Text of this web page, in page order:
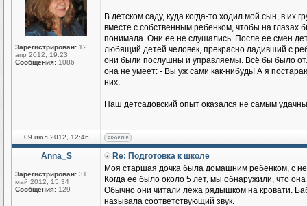
Зарегистрирован: 12
апр 2012, 19:23
Сообщения: 1086
В детском саду, куда когда-то ходил мой сын, в
вместе с собственным ребенком, чтобы на глазах
понимала. Они ее не слушались. После ее смен
любящий детей человек, прекрасно ладивший с
они были послушны и управляемы. Всё бы было
она не умеет: - Вы уж сами как-нибудь! А я
них.
Наш детсадовский опыт оказался не самым
09 июл 2012, 12:46
Anna_S
Зарегистрирован: 31
май 2012, 15:34
Сообщения: 129
Re: Подготовка к школе
Моя старшая дочка была домашним ребёнком, с
Когда её было около 5 лет, мы обнаружили, что
Обычно они читали лёжа рядышком на кровати.
называла соответствующий звук.